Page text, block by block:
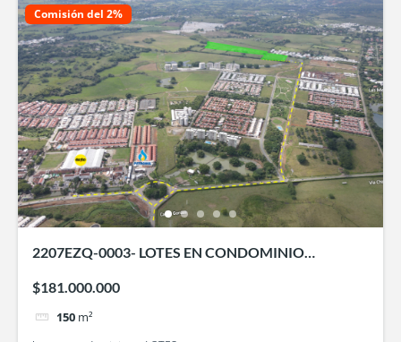
Comisión del 2%
2207EZQ-0003- LOTES EN CONDOMINIO
$181.000.000
150 m²